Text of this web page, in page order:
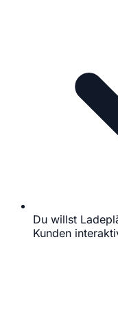
Du willst
Kunden